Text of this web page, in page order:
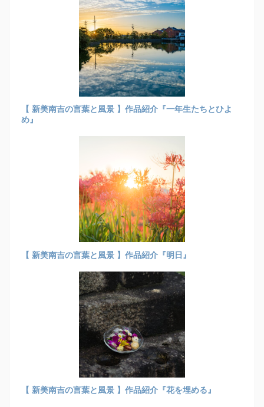
【 新美南吉の言葉と風景 】作品紹介『一年生たちとひよ
め』
【 新美南吉の言葉と風景 】作品紹介『明日』
【 新美南吉の言葉と風景 】作品紹介『花を埋める』